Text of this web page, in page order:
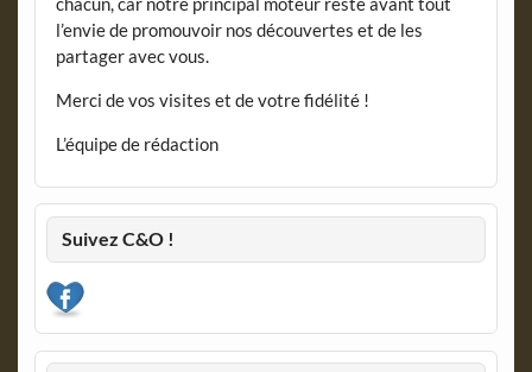
l’envie de promouvoir nos découvertes et de les
partager avec vous.
Merci de vos visites et de votre fidélité !
L’équipe de rédaction
Suivez C&O !